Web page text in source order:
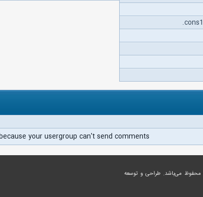
your usergroup can't send comments.
محفوظ می‌باشد. طراحی و توسعه